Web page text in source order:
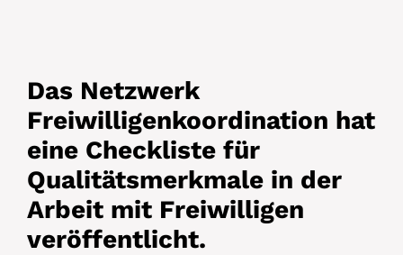
Das Netzwerk
Freiwilligenkoordination hat
eine Checkliste für
Qualitätsmerkmale in der
Arbeit mit Freiwilligen
veröffentlicht.